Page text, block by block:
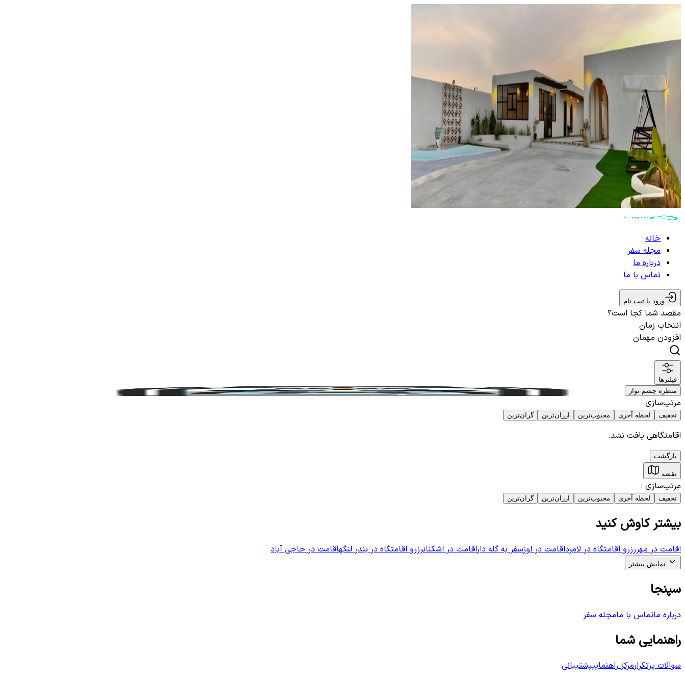
خانه
مجله سفر
درباره ما
تماس با ما
ورود یا ثبت نام
مقصد شما کجا است؟
انتخاب زمان
افزودن مهمان
فیلترها
منظره چشم نواز
مرتب‌سازی :
تخفیف لحظه آخری محبوب‌ترین ارزان‌ترین گران‌ترین
اقامتگاهی یافت نشد.
بازگشت
نقشه
مرتب‌سازی :
تخفیف لحظه آخری محبوب‌ترین ارزان‌ترین گران‌ترین
بیشتر کاوش کنید
اقامت در مهررزرو اقامتگاه در لامرداقامت در اوزسفر به گله داراقامت در اشکنانرزرو اقامتگاه در بندر لنگهاقامت در حاجی آباد
نمایش بیشتر
سپنجا
درباره ماتماس با مامجله سفر
راهنمایی شما
سوالات پرتکرارمرکز راهنماییپشتیبانی